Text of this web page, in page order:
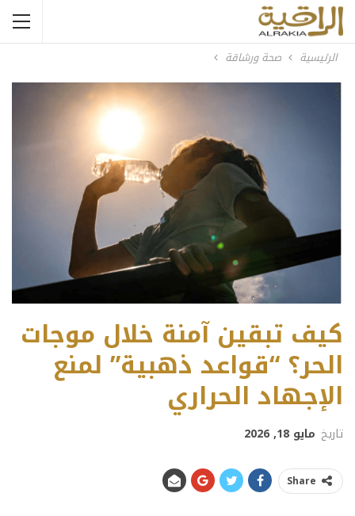
الرئيسية صحة ورشاقة
كيف تبقين آمنة خلال موجات
الحر؟ “قواعد ذهبية” لمنع
الإجهاد الحراري
تاريخ مايو 18, 2026
Share